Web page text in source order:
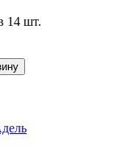
14 шт.